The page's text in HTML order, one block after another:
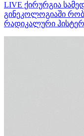
LIVE ქირურგია
გინეკოლოგიაში
რადიკალური